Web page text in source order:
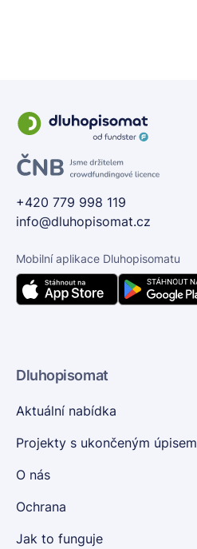
+420 779 998 119
info@dluhopisomat.cz
Mobilní aplikace Dluhopisomatu
Dluhopisomat
Aktuální nabídka
Projekty s ukončeným úpisem
O nás
Ochrana
Jak to funguje